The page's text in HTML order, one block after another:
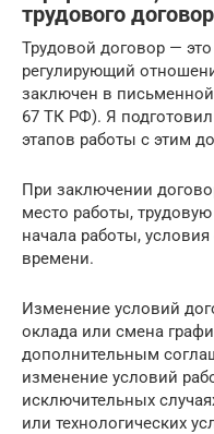
трудового
Трудовой договор —
регулирующий
заключен в
67 ТК РФ). Я
этапов работы с этим
При заключении
место работы,
начала работы,
времени.
Изменение условий
оклада или смена
дополнительным
изменение условий
исключительных
или технологических